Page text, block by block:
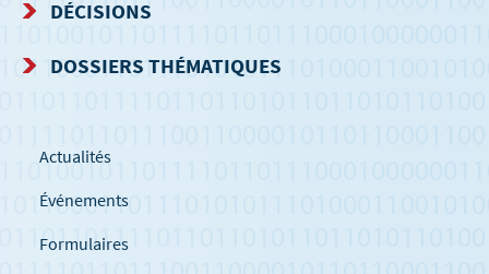
DÉCISIONS
DOSSIERS THÉMATIQUES
Actualités
Événements
Formulaires